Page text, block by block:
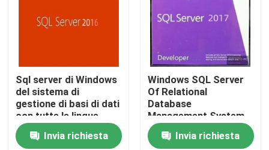
Controllo della qualità
Contattaci
Notizie
Chiedi un preventivo
Sql server di Windows
del sistema di
gestione di basi di dati
con tutte le lingue
Invia richiesta
Windows SQL Server
Of Relational
Database
Management System
Sviluppato da
Invia richiesta